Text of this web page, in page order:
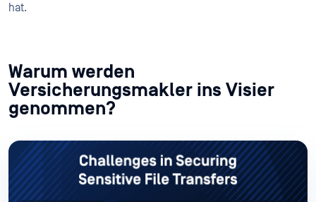
hat.
Warum werden
Versicherungsmakler ins Visier
genommen?